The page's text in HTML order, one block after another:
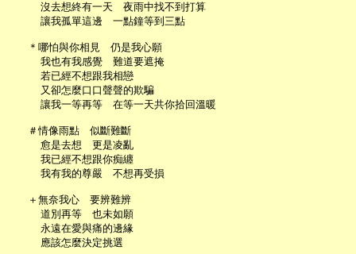
     沒去想終有一天　夜雨中找不到打算
     讓我孤單這邊　一點鐘等到三點
   ＊哪怕與你相見　仍是我心願
     我也有我感覺　難道要遮掩
     若已經不想跟我相戀
     又卻怎麼口口聲聲的欺騙
     讓我一等再等　在等一天共你拾回溫暖
   ＃情像雨點　似斷難斷
     愈是去想　更是凌亂
     我已經不想跟你痴纏
     我有我的尊嚴　不想再受損
   ＋無奈我心　要辨難辨
     道別再等　也未如願
     永遠在愛與痛的邊緣
     應該怎麼決定挑選